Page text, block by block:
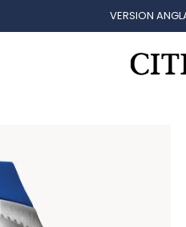
LIVRAISON GRATUITE,
Ajouté à